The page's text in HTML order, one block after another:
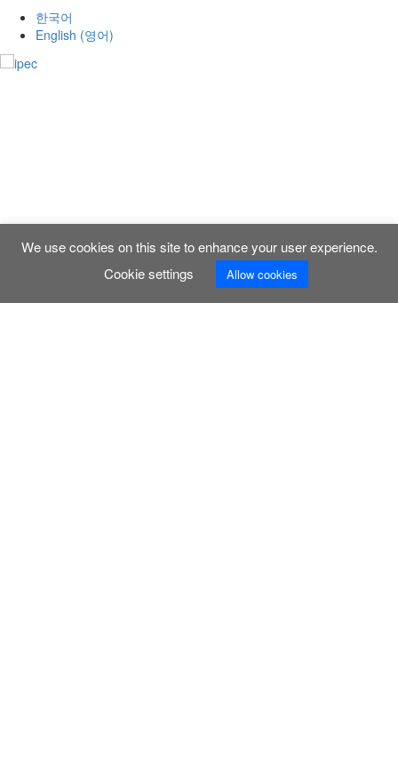
한국어
English (영어)
We use cookies on this site to enhance your user experience.
Cookie settings
Allow cookies